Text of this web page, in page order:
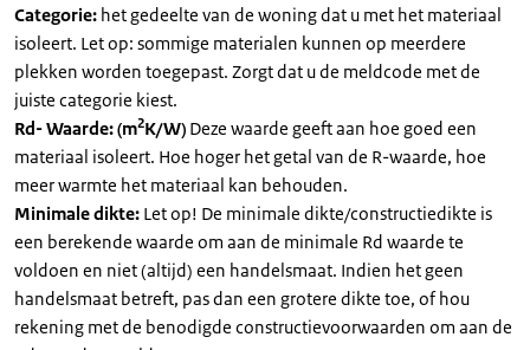
Categorie: het gedeelte van de woning dat u met het materiaal
isoleert. Let op: sommige materialen kunnen op meerdere
plekken worden toegepast. Zorgt dat u de meldcode met de
juiste categorie kiest.
Rd- Waarde: (m2K/W) Deze waarde geeft aan hoe goed een
materiaal isoleert. Hoe hoger het getal van de R-waarde, hoe
meer warmte het materiaal kan behouden.
Minimale dikte: Let op! De minimale dikte/constructiedikte is
een berekende waarde om aan de minimale Rd waarde te
voldoen en niet (altijd) een handelsmaat. Indien het geen
handelsmaat betreft, pas dan een grotere dikte toe, of hou
rekening met de benodigde constructievoorwaarden om aan de